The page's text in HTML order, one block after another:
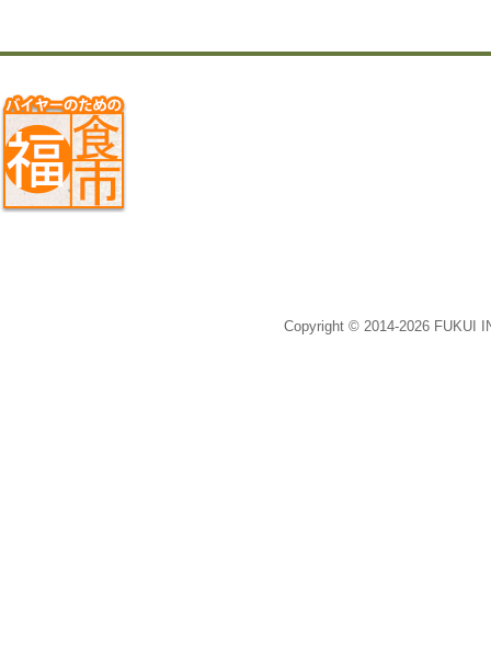
Copyright © 2014-2026 FUKUI